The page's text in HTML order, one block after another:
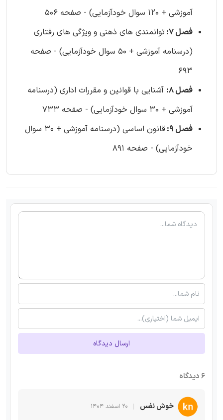
آموزشی + 120 سوال خودآزمایی) - صفحه 506
فصل 7:
توانمندی های ذهنی و ویژگی های رفتاری
(درسنامه آموزشی + 50 سوال خودآزمایی) - صفحه
693
فصل 8:
آشنایی با قوانین و مقررات اداری (درسنامه
آموزشی + 30 سوال خودآزمایی) - صفحه 733
فصل 9:
قانون اساسی (درسنامه آموزشی + 30 سوال
خودآزمایی) - صفحه 891
ارسال دیدگاه
۶ دیدگاه
خوش نفس ۲۰ اسفند ۱۴۰۴